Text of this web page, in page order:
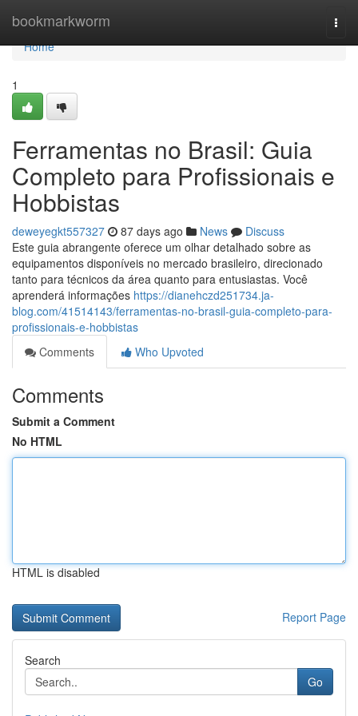
bookmarkworm
Home
Home
1
Ferramentas no Brasil: Guia
Completo para Profissionais e
Hobbistas
deweyegkt557327 87 days ago News
Discuss
Este guia abrangente oferece um olhar detalhado sobre as
equipamentos disponíveis no mercado brasileiro, direcionado
tanto para técnicos da área quanto para entusiastas. Você
aprenderá informações https://dianehczd251734.ja-
blog.com/41514143/ferramentas-no-brasil-guia-completo-para-
profissionais-e-hobbistas
Comments
Who Upvoted
Comments
Submit a Comment
No HTML
HTML is disabled
Report Page
Search
Go